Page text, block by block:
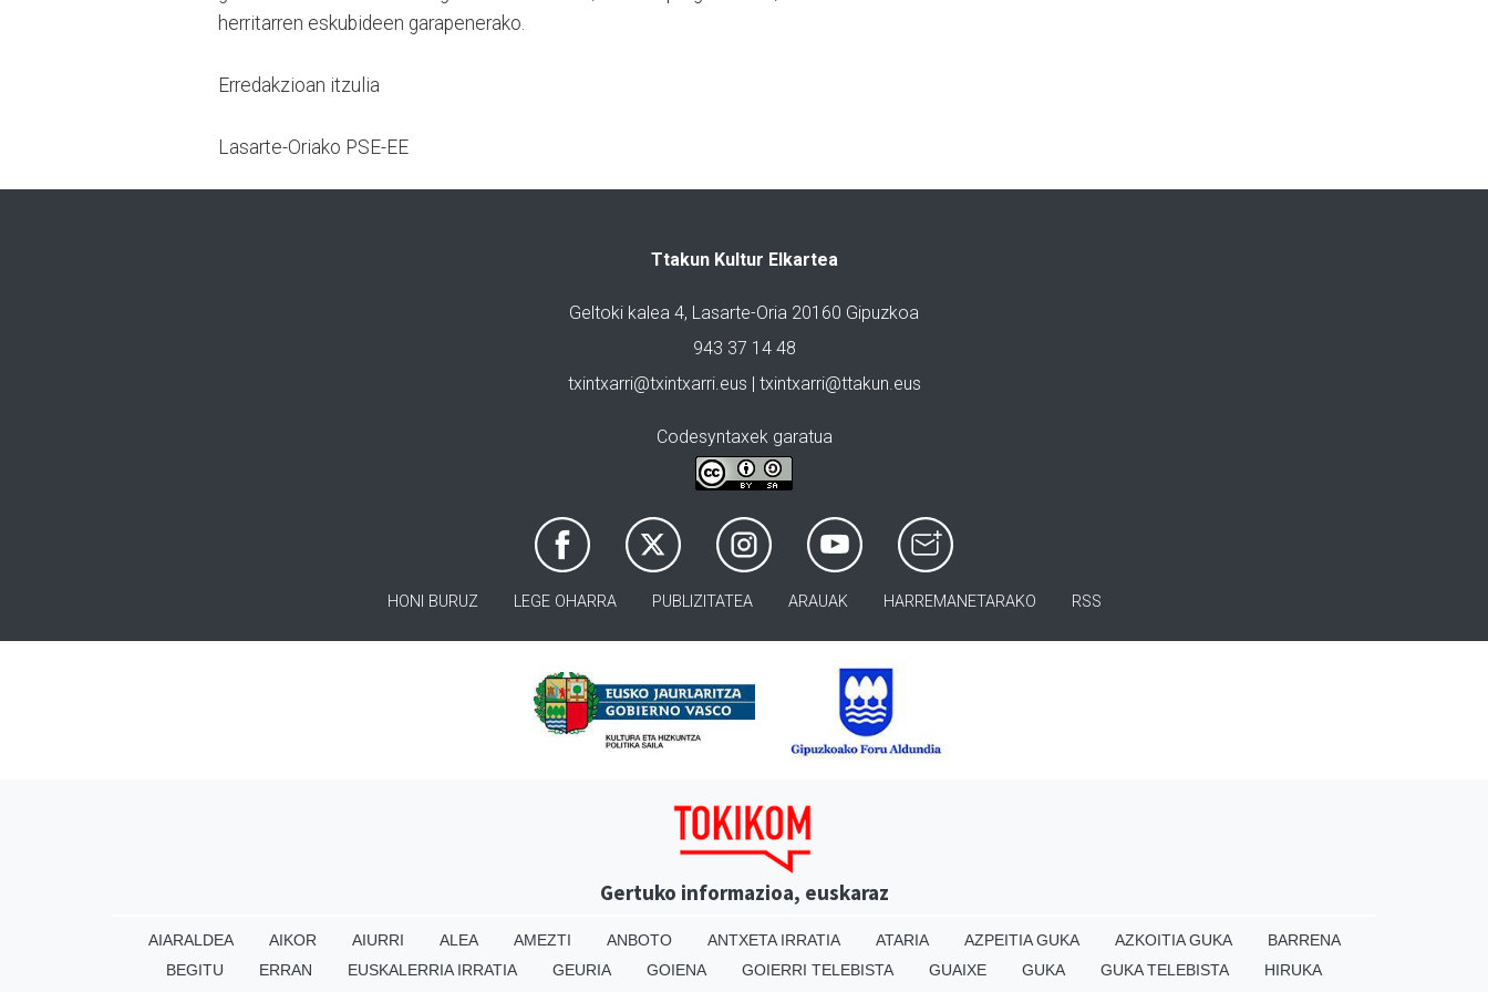
herritarren eskubideen garapenerako.
Erredakzioan itzulia
Lasarte-Oriako PSE-EE
Ttakun Kultur Elkartea
Geltoki kalea 4, Lasarte-Oria 20160 Gipuzkoa
943 37 14 48
txintxarri@txintxarri.eus | txintxarri@ttakun.eus
Codesyntaxek garatua
HONI BURUZ LEGE OHARRA PUBLIZITATEA ARAUAK HARREMANETARAKO RSS
Gertuko informazioa, euskaraz
AIARALDEA AIKOR AIURRI ALEA AMEZTI ANBOTO ANTXETA IRRATIA ATARIA AZPEITIA GUKA AZKOITIA GUKA
BARRENA
BEGITU
ERRAN EUSKALERRIA IRRATIA GEURIA GOIENA GOIERRI TELEBISTA GUAIXE GUKA GUKA TELEBISTA
HIRUKA